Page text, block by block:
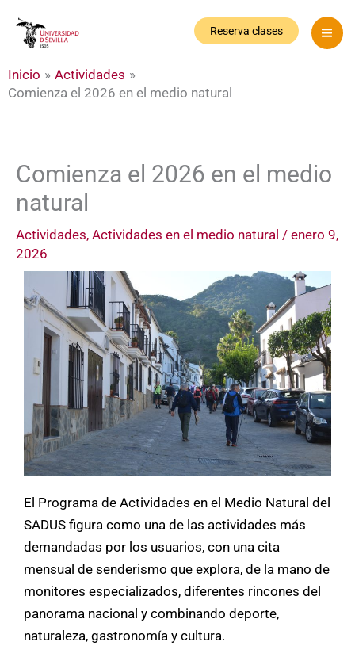
Reserva clases
Inicio
Actividades
Comienza el 2026 en el medio natural
Comienza el 2026 en el medio
natural
Actividades, Actividades en el medio natural / enero 9,
2026
El Programa de Actividades en el Medio Natural del
SADUS figura como una de las actividades más
demandadas por los usuarios, con una cita
mensual de senderismo que explora, de la mano de
monitores especializados, diferentes rincones del
panorama nacional y combinando deporte,
naturaleza, gastronomía y cultura.